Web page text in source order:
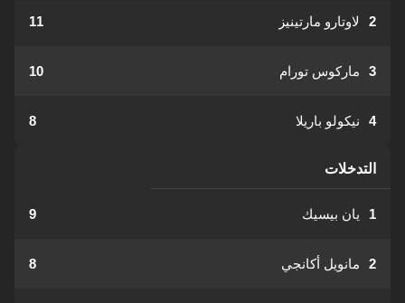
2 لاوتارو مارتينيز 11
3 ماركوس تورام 10
4 نيكولو باريلا 8
التدخلات
1 يان بيسيك 9
2 مانويل أكانجي 8